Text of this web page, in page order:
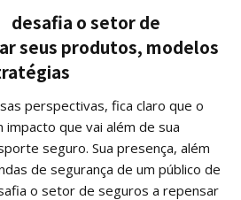
desafia o setor de
seus produtos, modelos
perspectivas, fica claro que o
impacto que vai além de sua
seguro. Sua presença, além
de segurança de um público de
o setor de seguros a repensar